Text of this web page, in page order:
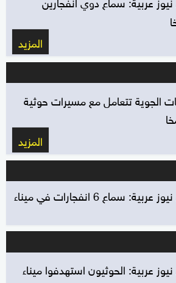
المزيد
الجوية تتعامل مع مسيرات حوثية
المزيد
مصادر يمنية لسكاي نيوز عربية: سماع 6 انفجارات في ميناء
عربية: الحوثيون استهدفوا ميناء